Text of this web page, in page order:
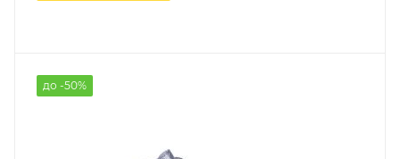
до -50%